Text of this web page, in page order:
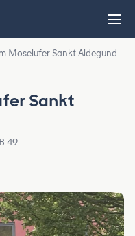
Moselufer Sankt Aldegund
Sankt
49